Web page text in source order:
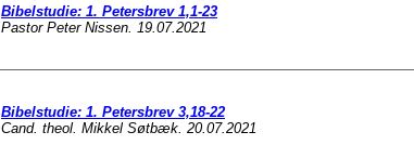
Bibelstudie: 1. Petersbrev 1,1-23
Pastor Peter Nissen. 19.07.2021
Bibelstudie: 1. Petersbrev 3,18-22
Cand. theol. Mikkel Søtbæk. 20.07.2021